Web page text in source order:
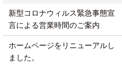
新型コロナウィルス緊急事態宣
言による営業時間のご案内
ホームページをリニューアルし
ました。